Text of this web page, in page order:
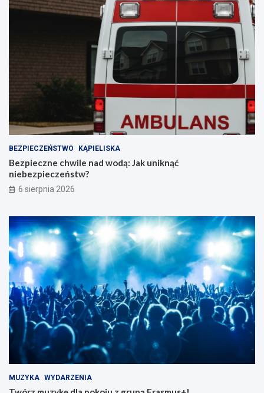
BEZPIECZEŃSTWO KĄPIELISKA
Bezpieczne chwile nad wodą: Jak uniknąć
niebezpieczeństw?
6 sierpnia 2026
MUZYKA WYDARZENIA